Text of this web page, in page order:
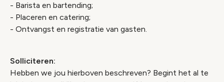
- Barista en bartending;
- Placeren en catering;
- Ontvangst en registratie van gasten.
Solliciteren:
Hebben we jou hierboven beschreven? Begint het al te